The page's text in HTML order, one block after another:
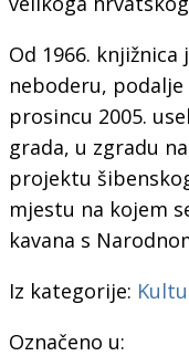
Od 1966.
neboderu,
prosincu 2005.
grada, u zgradu
projektu
mjestu na kojem
kavana s
Iz kategorije:
Označeno u: